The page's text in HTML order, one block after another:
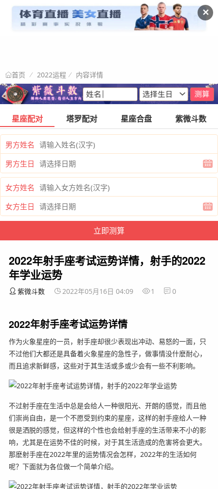
✕
首页 2022运程 内容详情
星座配对 塔罗配对 星座合盘 紫微斗数
男方姓名
男方生日
女方姓名
女方生日
2022年射手座考试运势详情，射手的2022
年学业运势
紫微斗数 2022年05月16日 04:09 1 0
2022年射手座考试运势详情
作为火象星座的一员，射手座却很少表现出冲动、易怒的一面，只
不过他们大都还是具备着火象星座的急性子，做事情没什麽耐心，
而且追求新鲜感，这些对于其生活或多或少会有一些不利影响。
不过射手座在生活中总是会给人一种很阳光、开朗的感觉，而且他
们崇尚自由，是一个不愿受到约束的星座，这样的射手座给人一种
很是洒脱的感觉，但这样的个性也会给射手座的生活带来不小的影
响，尤其是在运势不佳的时候，对于其生活造成的危害将会更大。
那麽射手座在2022年里的运势情况会怎样，2022年的生活如何
呢？下面就为各位做一个简单介绍。